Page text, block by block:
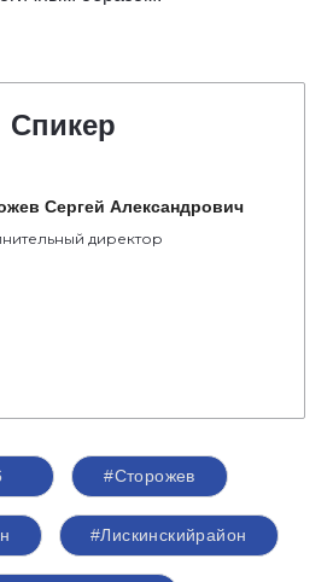
Спикер
Сергей Александрович
директор
#Сторожев
#Лискинскийрайон